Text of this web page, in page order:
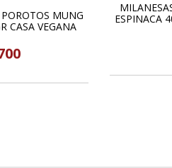
MUNG
CASA VEGANA
ESPINACA